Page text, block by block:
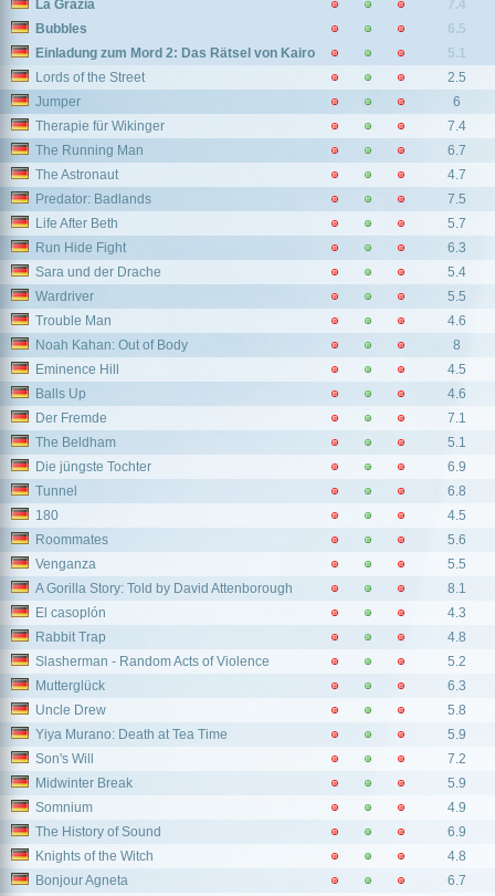
La Grazia
7.4
Bubbles
6.5
Einladung zum Mord 2: Das Rätsel von Kairo
5.1
Lords of the Street
2.5
Jumper
6
Therapie für Wikinger
7.4
The Running Man
6.7
The Astronaut
4.7
Predator: Badlands
7.5
Life After Beth
5.7
Run Hide Fight
6.3
Sara und der Drache
5.4
Wardriver
5.5
Trouble Man
4.6
Noah Kahan: Out of Body
8
Eminence Hill
4.5
Balls Up
4.6
Der Fremde
7.1
The Beldham
5.1
Die jüngste Tochter
6.9
Tunnel
6.8
180
4.5
Roommates
5.6
Venganza
5.5
A Gorilla Story: Told by David Attenborough
8.1
El casoplón
4.3
Rabbit Trap
4.8
Slasherman - Random Acts of Violence
5.2
Mutterglück
6.3
Uncle Drew
5.8
Yiya Murano: Death at Tea Time
5.9
Son's Will
7.2
Midwinter Break
5.9
Somnium
4.9
The History of Sound
6.9
Knights of the Witch
4.8
Bonjour Agneta
6.7